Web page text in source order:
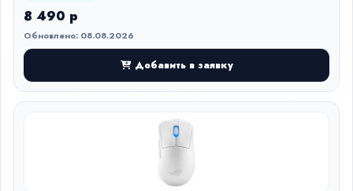
8 490 р
Обновлено: 08.08.2026
Добавить в заявку